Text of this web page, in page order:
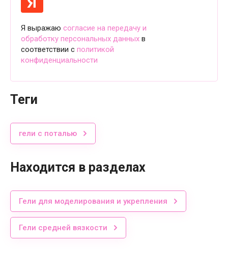
Я выражаю согласие на передачу и
обработку персональных данных в
соответствии с политикой
конфиденциальности
теги
гели с поталью
Находится в разделах
Гели для моделирования и укрепления
Гели средней вязкости